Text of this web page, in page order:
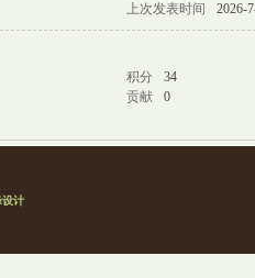
上次发表时间 2026-
积分
34
贡献 0
设计